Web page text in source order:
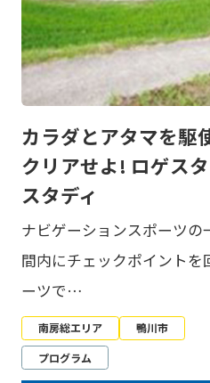
カラダとアタマを駆
クリアせよ! ロゲス
スタディ
ナビゲーションスポーツの
間内にチェックポイントを
ーツで…
南房総エリア
鴨川市
プログラム